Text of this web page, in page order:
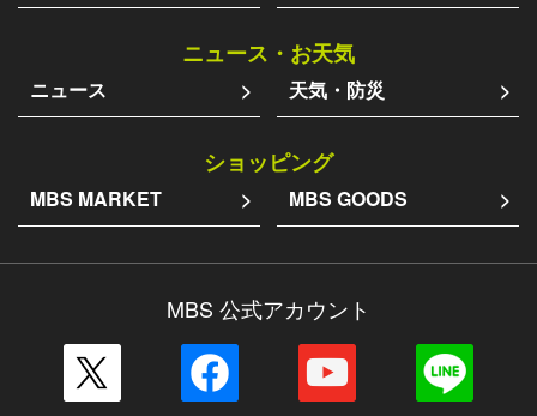
ニュース・お天気
ニュース 天気・防災
ショッピング
MBS MARKET MBS GOODS
MBS 公式アカウント